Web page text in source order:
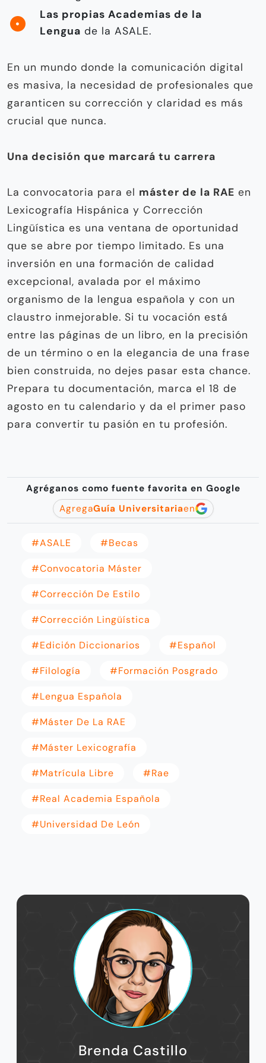
Las propias Academias de la
Lengua de la ASALE.
En un mundo donde la comunicación digital
es masiva, la necesidad de profesionales que
garanticen su corrección y claridad es más
crucial que nunca.
Una decisión que marcará tu carrera
La convocatoria para el máster de la RAE en
Lexicografía Hispánica y Corrección
Lingüística es una ventana de oportunidad
que se abre por tiempo limitado. Es una
inversión en una formación de calidad
excepcional, avalada por el máximo
organismo de la lengua española y con un
claustro inmejorable. Si tu vocación está
entre las páginas de un libro, en la precisión
de un término o en la elegancia de una frase
bien construida, no dejes pasar esta chance.
Prepara tu documentación, marca el 18 de
agosto en tu calendario y da el primer paso
para convertir tu pasión en tu profesión.
Agréganos como fuente favorita en Google
AgregaGuía Universitariaen
#ASALE #becas
#convocatoria Máster
#corrección De Estilo
#corrección Lingüística
#edición Diccionarios #Español
#filología #formación Posgrado
#Lengua Española
#Máster De La RAE
#máster Lexicografía
#matrícula Libre #rae
#real Academia Española
#Universidad De León
Brenda Castillo